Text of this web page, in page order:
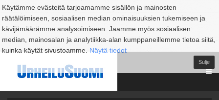
Käytämme evästeitä tarjoamamme sisällön ja mainosten
räätälöimiseen, sosiaalisen median ominaisuuksien tukemiseen ja
kävijämäärämme analysoimiseen. Jaamme myös sosiaalisen
median, mainosalan ja analytiikka-alan kumppaneillemme tietoa siitä,
kuinka käytät sivustoamme. Näytä tiedot
Sulje